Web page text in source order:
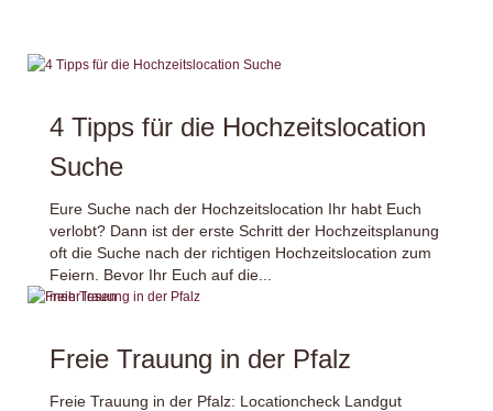
4 Tipps für die Hochzeitslocation
Suche
Eure Suche nach der Hochzeitslocation Ihr habt Euch
verlobt? Dann ist der erste Schritt der Hochzeitsplanung
oft die Suche nach der richtigen Hochzeitslocation zum
Feiern. Bevor Ihr Euch auf die...
mehr lesen
Freie Trauung in der Pfalz
Freie Trauung in der Pfalz: Locationcheck Landgut